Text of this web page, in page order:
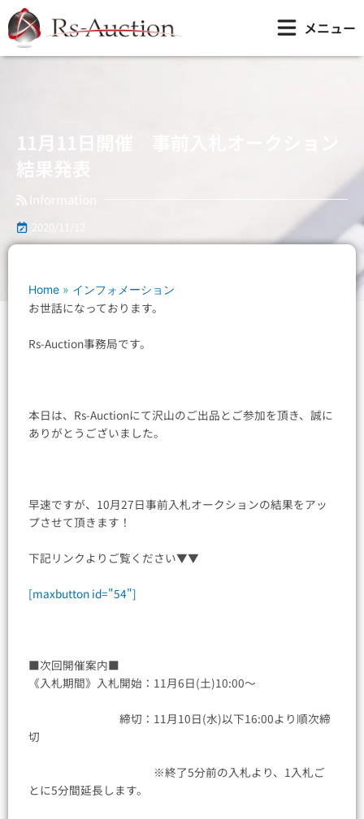
容
ス
メニュー
11月11日開催 事前入札オークション結果発表
11月11日開催 事前入札オークション
結果発表
Information
2020/11/12
Home » インフォメーション
お世話になっております。
Rs-Auction事務局です。
本日は、Rs-Auctionにて沢山のご出品とご参加を頂き、誠に
ありがとうございました。
早速ですが、10月27日事前入札オークションの結果をアッ
プさせて頂きます！
下記リンクよりご覧ください▼▼
[maxbutton id="54"]
■次回開催案内■
《入札期間》入札開始：11月6日(土)10:00〜
締切：11月10日(水)以下16:00より順次締
切
※終了5分前の入札より、1入札ご
とに5分間延長します。